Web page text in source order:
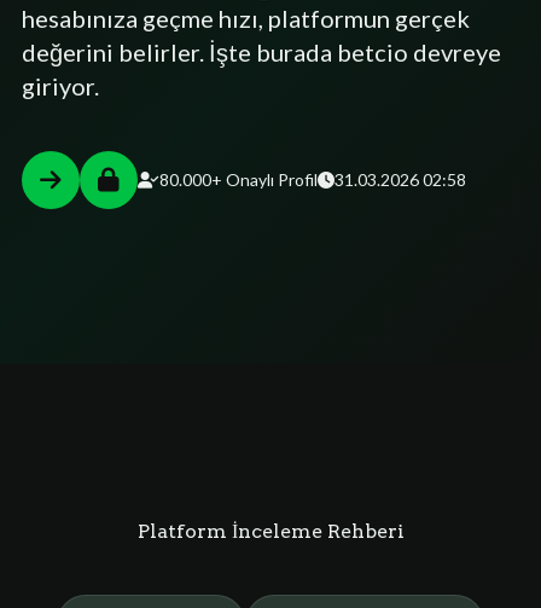
hesabınıza geçme hızı, platformun gerçek
değerini belirler. İşte burada betcio devreye
giriyor.
80.000+ Onaylı Profil 31.03.2026 02:58
Platform İnceleme Rehberi